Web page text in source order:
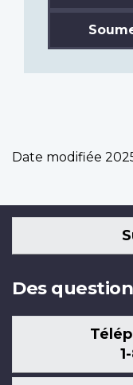
Date modifiée
Des